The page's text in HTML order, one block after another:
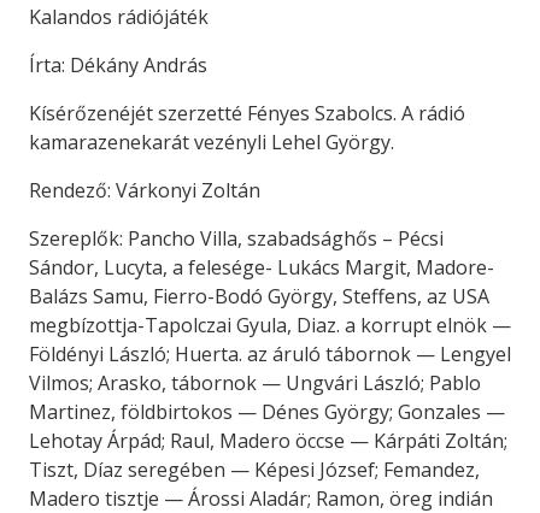
Kalandos rádiójáték
Írta: Dékány András
Kísérőzenéjét szerzetté Fényes Szabolcs. A rádió
kamarazenekarát vezényli Lehel György.
Rendező: Várkonyi Zoltán
Szereplők: Pancho Villa, szabadsághős – Pécsi
Sándor, Lucyta, a felesége- Lukács Margit, Madore-
Balázs Samu, Fierro-Bodó György, Steffens, az USA
megbízottja-Tapolczai Gyula, Diaz. a korrupt elnök —
Földényi László; Huerta. az áruló tábornok — Lengyel
Vilmos; Arasko, tábornok — Ungvári László; Pablo
Martinez, földbirtokos — Dénes György; Gonzales —
Lehotay Árpád; Raul, Madero öccse — Kárpáti Zoltán;
Tiszt, Díaz seregében — Képesi József; Femandez,
Madero tisztje — Árossi Aladár; Ramon, öreg indián